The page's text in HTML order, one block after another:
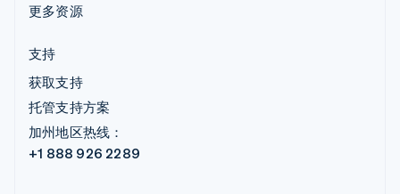
更多资源
支持
获取支持
托管支持方案
加州地区热线：
+1 888 926 2289